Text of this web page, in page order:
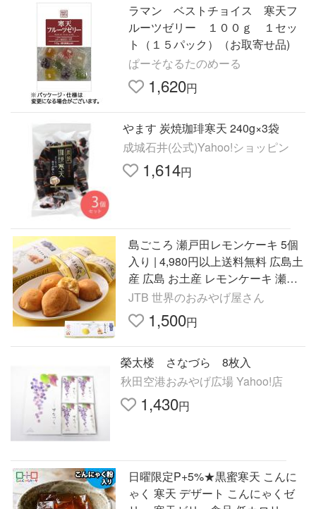
ラマン ベストチョイス 寒天フ
ルーツゼリー １００ｇ １セッ
ト（１５パック）（お取寄せ品)
ぱーそなるたのめーる
1,620円
やます 炭焼珈琲寒天 240g×3袋
成城石井(公式)Yahoo!ショッピン
1,614円
島ごころ 瀬戸田レモンケーキ 5個
入り | 4,980円以上送料無料 広島土
産 広島 お土産 レモンケーキ 瀬戸
内 銘菓 しまなみ海道 帰省土産 お
取り寄せ
JTB 世界のおみやげ屋さん
1,500円
榮太楼 さなづら 8枚入
秋田空港おみやげ広場 Yahoo!店
1,430円
日曜限定P+5%★黒蜜寒天 こんに
ゃく 寒天 デザート こんにゃくゼ